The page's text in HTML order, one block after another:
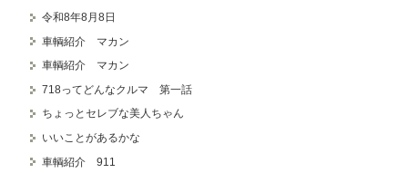
令和8年8月8日
車輌紹介 マカン
車輌紹介 マカン
718ってどんなクルマ 第一話
ちょっとセレブな美人ちゃん
いいことがあるかな
車輌紹介 911